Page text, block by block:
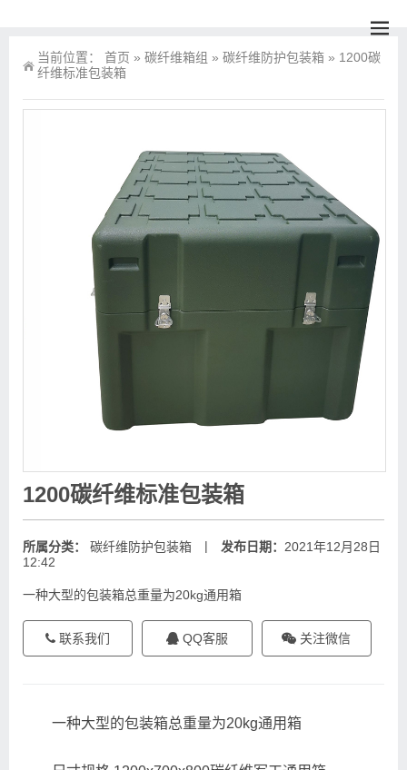
当前位置： 首页 » 碳纤维箱组 » 碳纤维防护包装箱 » 1200碳
纤维标准包装箱
1200碳纤维标准包装箱
所属分类： 碳纤维防护包装箱 | 发布日期： 2021年12月28日
12:42
一种大型的包装箱总重量为20kg通用箱
联系我们 QQ客服 关注微信
一种大型的包装箱总重量为20kg通用箱